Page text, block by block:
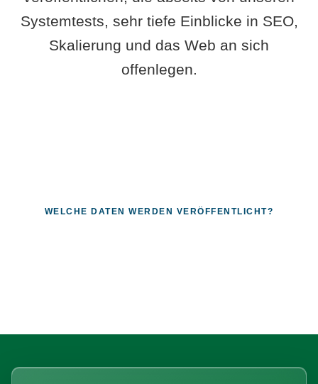
Systemtests, sehr tiefe Einblicke in SEO,
Skalierung und das Web an sich
offenlegen.
WELCHE DATEN WERDEN VERÖFFENTLICHT?